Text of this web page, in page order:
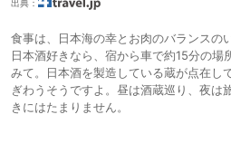
出典：
食事は、日本海の幸とお肉のバランスの
日本酒好きなら、宿から車で約15分の場
みて。日本酒を製造している蔵が点在し
ぎわうそうですよ。昼は酒蔵巡り、夜は
きにはたまりません。